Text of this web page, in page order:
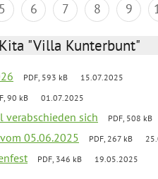
5 6 7 8 9
"Villa Kunterbunt"
PDF, 593 kB 15.07.2025
90 kB 01.07.2025
verabschieden sich PDF, 508 kB
05.06.2025 PDF, 267 kB
PDF, 346 kB 19.05.2025